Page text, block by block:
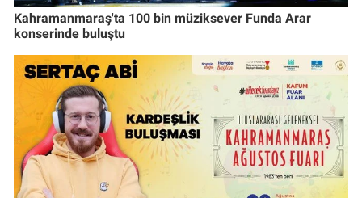
Kahramanmaraş'ta 100 bin müziksever Funda Arar
konserinde buluştu